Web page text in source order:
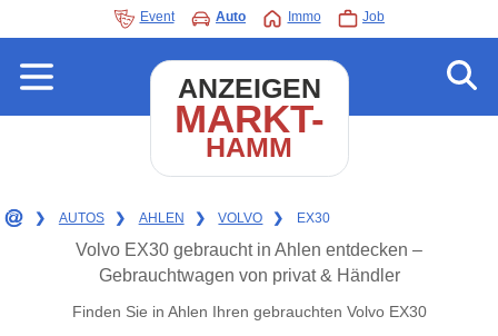
Event Auto Immo Job
ANZEIGEN
MARKT-
HAMM
❯ AUTOS ❯ AHLEN ❯ VOLVO ❯ EX30
Volvo EX30 gebraucht in Ahlen entdecken –
Gebrauchtwagen von privat & Händler
Finden Sie in Ahlen Ihren gebrauchten Volvo EX30